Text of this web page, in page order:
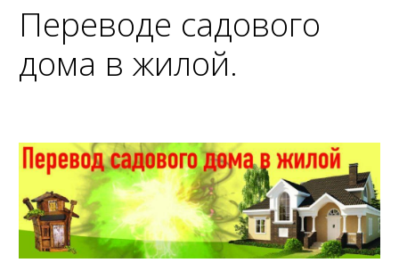
Переводе садового
дома в жилой.